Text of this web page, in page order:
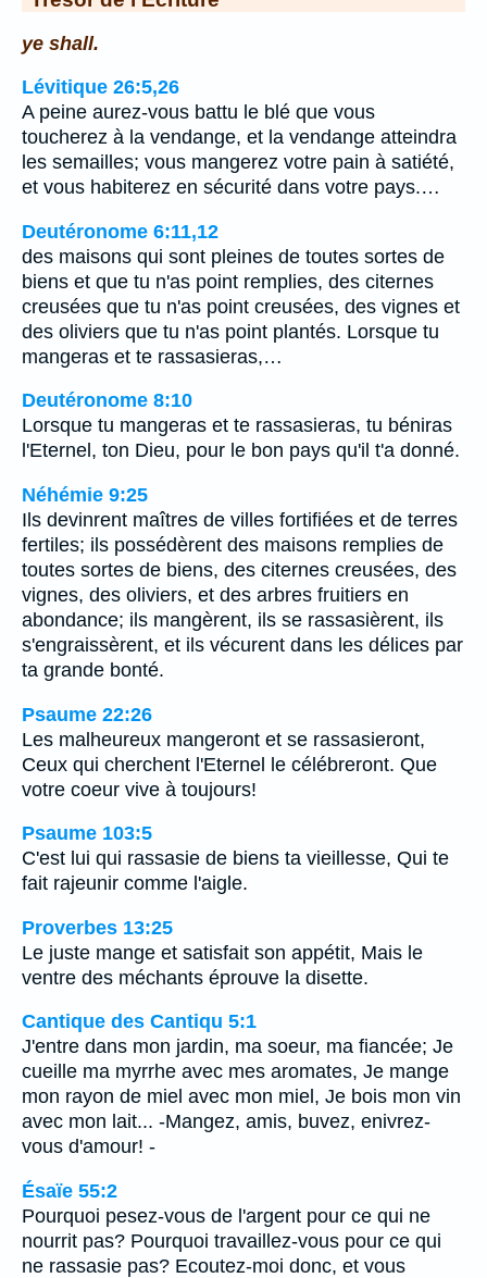
ye shall.
Lévitique 26:5,26
A peine aurez-vous battu le blé que vous
toucherez à la vendange, et la vendange atteindra
les semailles; vous mangerez votre pain à satiété,
et vous habiterez en sécurité dans votre pays.…
Deutéronome 6:11,12
des maisons qui sont pleines de toutes sortes de
biens et que tu n'as point remplies, des citernes
creusées que tu n'as point creusées, des vignes et
des oliviers que tu n'as point plantés. Lorsque tu
mangeras et te rassasieras,…
Deutéronome 8:10
Lorsque tu mangeras et te rassasieras, tu béniras
l'Eternel, ton Dieu, pour le bon pays qu'il t'a donné.
Néhémie 9:25
Ils devinrent maîtres de villes fortifiées et de terres
fertiles; ils possédèrent des maisons remplies de
toutes sortes de biens, des citernes creusées, des
vignes, des oliviers, et des arbres fruitiers en
abondance; ils mangèrent, ils se rassasièrent, ils
s'engraissèrent, et ils vécurent dans les délices par
ta grande bonté.
Psaume 22:26
Les malheureux mangeront et se rassasieront,
Ceux qui cherchent l'Eternel le célébreront. Que
votre coeur vive à toujours!
Psaume 103:5
C'est lui qui rassasie de biens ta vieillesse, Qui te
fait rajeunir comme l'aigle.
Proverbes 13:25
Le juste mange et satisfait son appétit, Mais le
ventre des méchants éprouve la disette.
Cantique des Cantiqu 5:1
J'entre dans mon jardin, ma soeur, ma fiancée; Je
cueille ma myrrhe avec mes aromates, Je mange
mon rayon de miel avec mon miel, Je bois mon vin
avec mon lait... -Mangez, amis, buvez, enivrez-
vous d'amour! -
Ésaïe 55:2
Pourquoi pesez-vous de l'argent pour ce qui ne
nourrit pas? Pourquoi travaillez-vous pour ce qui
ne rassasie pas? Ecoutez-moi donc, et vous